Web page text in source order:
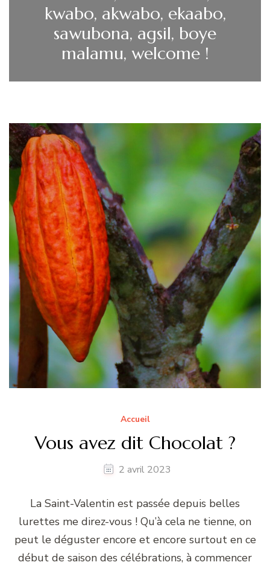
LE HARICOT QUI SE
DÉGUISE EN POIS CHICHE !
Accueil
Vous avez dit Chocolat ?
2 avril 2023
La Saint-Valentin est passée depuis belles
lurettes me direz-vous ! Qu’à cela ne tienne, on
peut le déguster encore et encore surtout en ce
début de saison des célébrations, à commencer